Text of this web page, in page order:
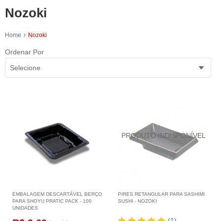
Nozoki
Home Nozoki
Ordenar Por
Selecione
EMBALAGEM DESCARTÁVEL BERÇO
PARA SHOYU PRATIC PACK - 100
UNIDADES
PIRES RETANGULAR PARA SASHIMI
SUSHI - NOZOKI